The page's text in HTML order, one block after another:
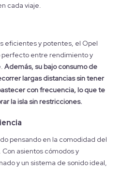
cada viaje.
eficientes y potentes, el Opel
perfecto entre rendimiento y
Además, su bajo consumo de
largas distancias sin tener
con frecuencia, lo que te
la isla sin restricciones.
pensando en la comodidad del
asientos cómodos y
y un sistema de sonido ideal,